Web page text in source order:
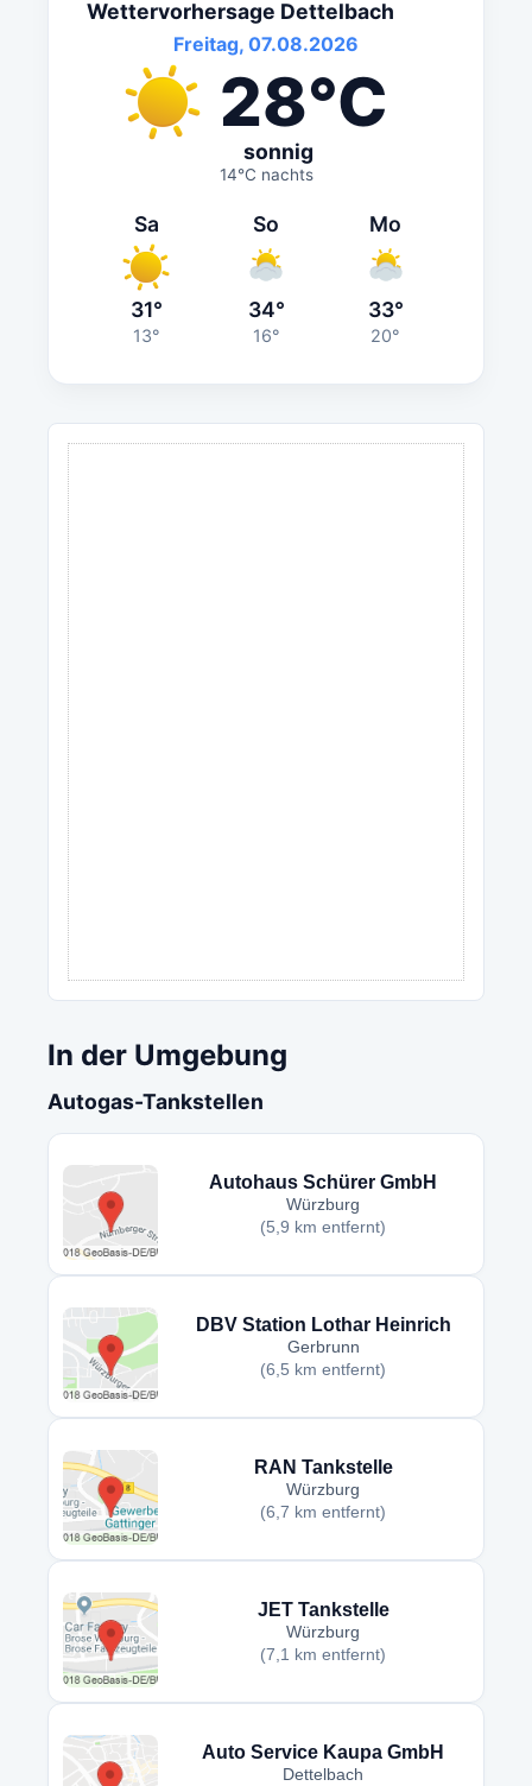
Wettervorhersage Dettelbach
Freitag, 07.08.2026
28°C
sonnig
14°C nachts
Sa
31°
13°
So
34°
16°
Mo
33°
20°
In der Umgebung
Autogas-Tankstellen
Autohaus Schürer GmbH
Würzburg
(5,9 km entfernt)
DBV Station Lothar Heinrich
Gerbrunn
(6,5 km entfernt)
RAN Tankstelle
Würzburg
(6,7 km entfernt)
JET Tankstelle
Würzburg
(7,1 km entfernt)
Auto Service Kaupa GmbH
Dettelbach